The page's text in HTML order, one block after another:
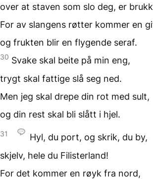
over at staven som slo deg, er
For av slangens røtter kommer en
og frukten blir en flygende seraf.
30 Svake skal beite på min eng,
trygt skal fattige slå seg ned.
Men jeg skal drepe din rot med sult,
og din rest skal bli slått i hjel.
31 Hyl, du port, og skrik, du by,
skjelv, hele du Filisterland!
For det kommer en røyk fra nord,